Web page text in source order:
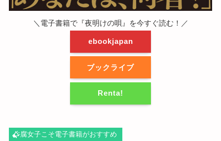
＼電子書籍で『夜明けの唄』を今すぐ読む！／
ebookjapan
ブックライブ
Renta!
腐女子こそ電子書籍がおすすめ